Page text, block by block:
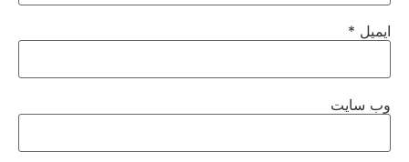
ایمیل *
وب‌ سایت